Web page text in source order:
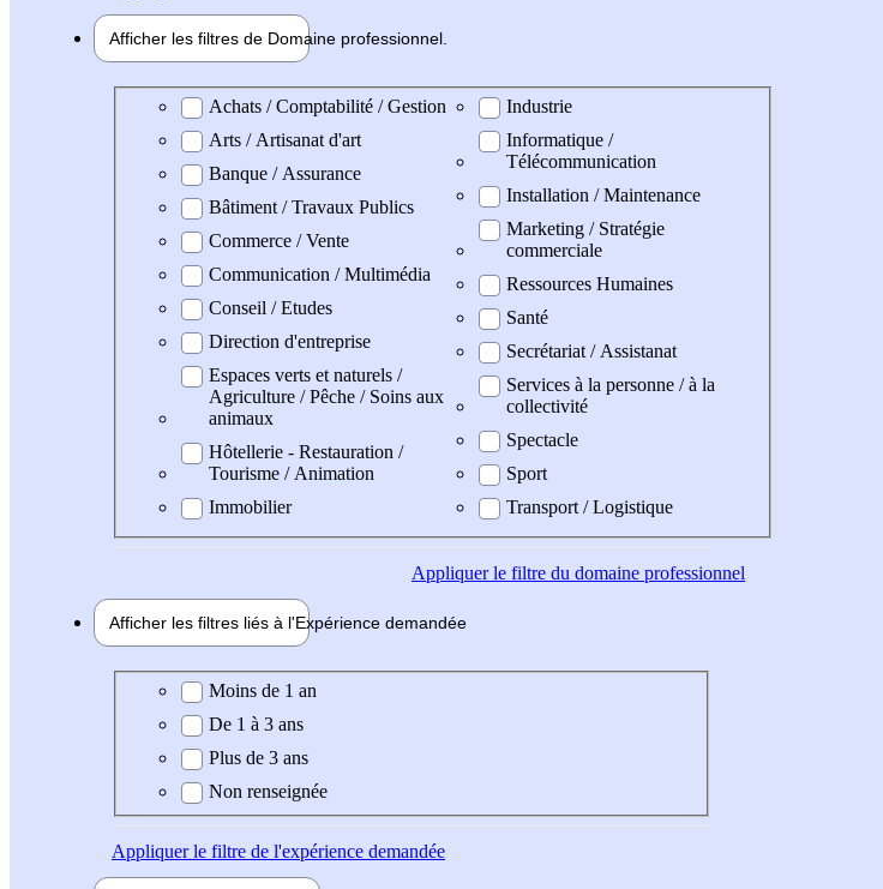
Afficher les filtres de Domaine professionnel
Domaine professionel
Achats / Comptabilité / Gestion
Arts / Artisanat d'art
Banque / Assurance
Bâtiment / Travaux Publics
Commerce / Vente
Communication / Multimédia
Conseil / Etudes
Direction d'entreprise
Espaces verts et naturels /
Agriculture / Pêche / Soins aux
animaux
Hôtellerie - Restauration /
Tourisme / Animation
Immobilier
Industrie
Informatique /
Télécommunication
Installation / Maintenance
Marketing / Stratégie
commerciale
Ressources Humaines
Santé
Secrétariat / Assistanat
Services à la personne / à la
collectivité
Spectacle
Sport
Transport / Logistique
Appliquerle filtre du domaine professionnel
Afficher les filtres liés à l'Expérience demandée
Expérience demandée
Moins de 1 an
De 1 à 3 ans
Plus de 3 ans
Non renseignée
Appliquerle filtre de l'expérience demandée